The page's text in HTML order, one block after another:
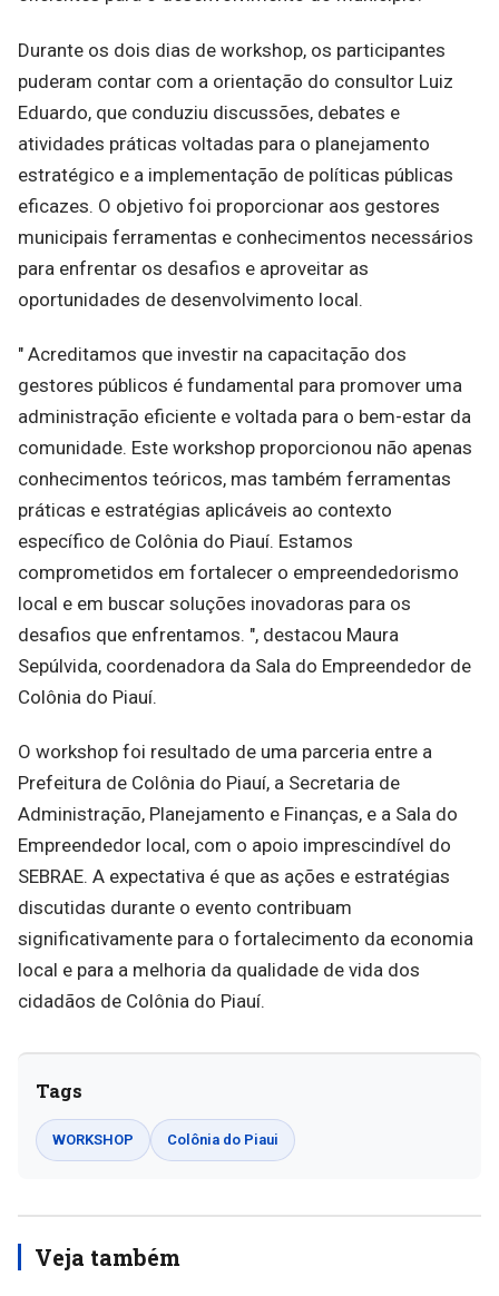
Durante os dois dias de workshop, os participantes
puderam contar com a orientação do consultor Luiz
Eduardo, que conduziu discussões, debates e
atividades práticas voltadas para o planejamento
estratégico e a implementação de políticas públicas
eficazes. O objetivo foi proporcionar aos gestores
municipais ferramentas e conhecimentos necessários
para enfrentar os desafios e aproveitar as
oportunidades de desenvolvimento local.
" Acreditamos que investir na capacitação dos
gestores públicos é fundamental para promover uma
administração eficiente e voltada para o bem-estar da
comunidade. Este workshop proporcionou não apenas
conhecimentos teóricos, mas também ferramentas
práticas e estratégias aplicáveis ​​ao contexto
específico de Colônia do Piauí. Estamos
comprometidos em fortalecer o empreendedorismo
local e em buscar soluções inovadoras para os
desafios que enfrentamos. ", destacou Maura
Sepúlvida, coordenadora da Sala do Empreendedor de
Colônia do Piauí.
O workshop foi resultado de uma parceria entre a
Prefeitura de Colônia do Piauí, a Secretaria de
Administração, Planejamento e Finanças, e a Sala do
Empreendedor local, com o apoio imprescindível do
SEBRAE. A expectativa é que as ações e estratégias
discutidas durante o evento contribuam
significativamente para o fortalecimento da economia
local e para a melhoria da qualidade de vida dos
cidadãos de Colônia do Piauí.
Tags
WORKSHOP Colônia do Piaui
Veja também